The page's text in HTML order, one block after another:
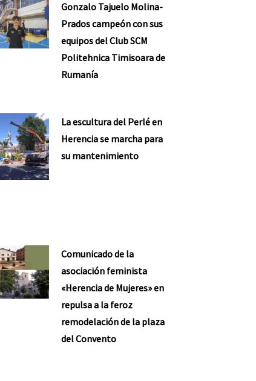
Gonzalo Tajuelo Molina-
Prados campeón con sus
equipos del Club SCM
Politehnica Timisoara de
Rumanía
La escultura del Perlé en
Herencia se marcha para
su mantenimiento
Comunicado de la
asociación feminista
«Herencia de Mujeres» en
repulsa a la feroz
remodelación de la plaza
del Convento